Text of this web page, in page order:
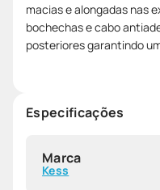
macias e alongadas nas
bochechas e cabo
posteriores garantindo
Especificações
Marca
Kess